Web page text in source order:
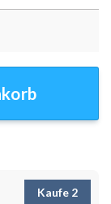
Kaufe 2